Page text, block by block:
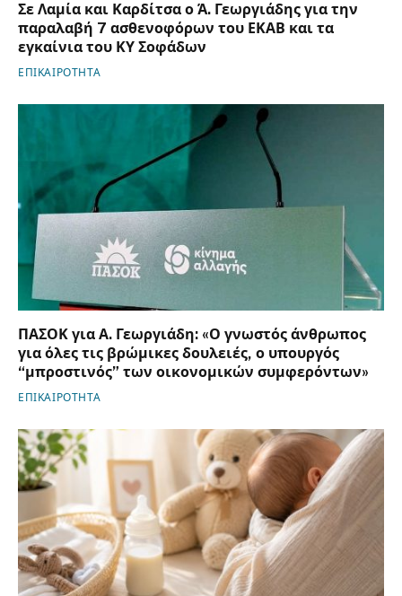
Σε Λαμία και Καρδίτσα ο Ά. Γεωργιάδης για την
παραλαβή 7 ασθενοφόρων του ΕΚΑΒ και τα
εγκαίνια του ΚΥ Σοφάδων
ΕΠΙΚΑΙΡΟΤΗΤΑ
ΠΑΣΟΚ για Α. Γεωργιάδη: «Ο γνωστός άνθρωπος
για όλες τις βρώμικες δουλειές, ο υπουργός
“μπροστινός” των οικονομικών συμφερόντων»
ΕΠΙΚΑΙΡΟΤΗΤΑ